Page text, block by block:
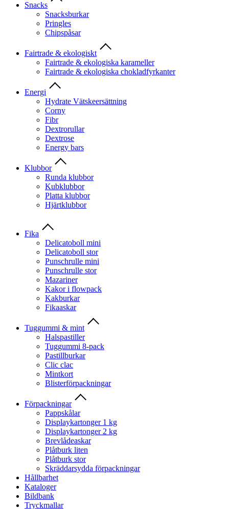
Snacks
Snacksburkar
Pringles
Chipspåsar
Fairtrade & ekologiskt
Fairtrade & ekologiska karameller
Fairtrade & ekologiska chokladfyrkanter
Energi
Hydrate Vätskeersättning
Corny
Fibr
Dextrorullar
Dextrose
Energy bars
Klubbor
Runda klubbor
Kubklubbor
Platta klubbor
Hjärtklubbor
Fika
Delicatoboll mini
Delicatoboll stor
Punschrulle mini
Punschrulle stor
Mazariner
Kakor i flowpack
Kakburkar
Fikaaskar
Tuggummi & mint
Halspastiller
Tuggummi 8-pack
Pastillburkar
Clic clac
Mintkort
Blisterförpackningar
Förpackningar
Pappskålar
Displaykartonger 1 kg
Displaykartonger 2 kg
Brevlådeaskar
Plåtburk liten
Plåtburk stor
Skräddarsydda förpackningar
Hållbarhet
Kataloger
Bildbank
Tryckmallar